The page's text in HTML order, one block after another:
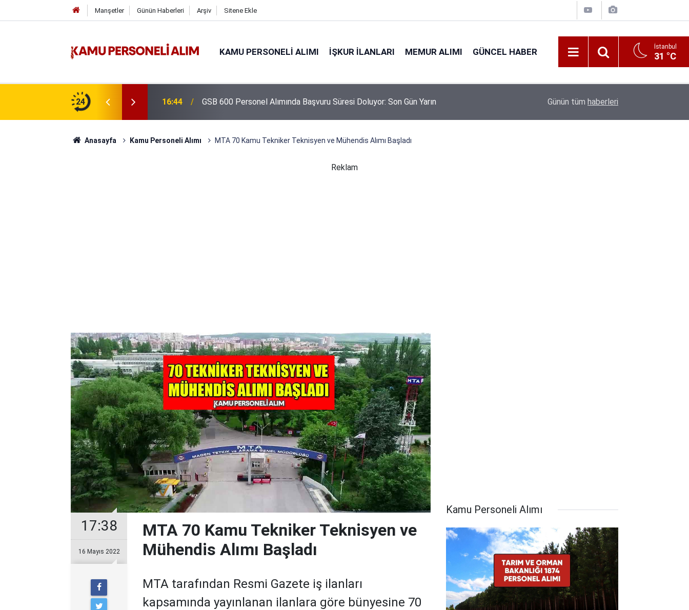
Manşetler Günün Haberleri Arşiv Sitene Ekle
KAMU PERSONELI ALIMI İŞKUR İLANLARI MEMUR ALIMI GÜNCEL HABER İstanbul
31 °C
24 16:38 Kıyı Emniyeti Genel Müdürlüğü 26 İşçi Alımı Yapacak Tarım Bakanlığı 1.874 Personel Alacak:
Günün tüm haberleri
Anasayfa Kamu Personeli Alımı MTA 70 Kamu Tekniker Teknisyen ve Mühendis Alımı Başladı
Reklam
17:38
16 Mayıs 2022
MTA 70 Kamu Tekniker Teknisyen ve
Mühendis Alımı Başladı
MTA tarafından Resmi Gazete iş ilanları
kapsamında yayınlanan ilanlara göre bünyesine 70
Kamu Personeli Alımı